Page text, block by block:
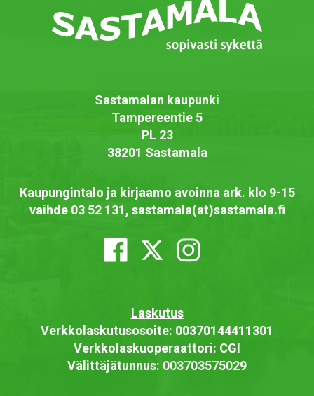
Sastamalan kaupunki
Tampereentie 5
PL 23
38201 Sastamala
Kaupungintalo ja kirjaamo avoinna ark. klo 9-15
vaihde 03 52 131, sastamala(at)sastamala.fi
Laskutus
Verkkolaskutusosoite: 00370144411301
Verkkolaskuoperaattori: CGI
Välittäjätunnus: 003703575029